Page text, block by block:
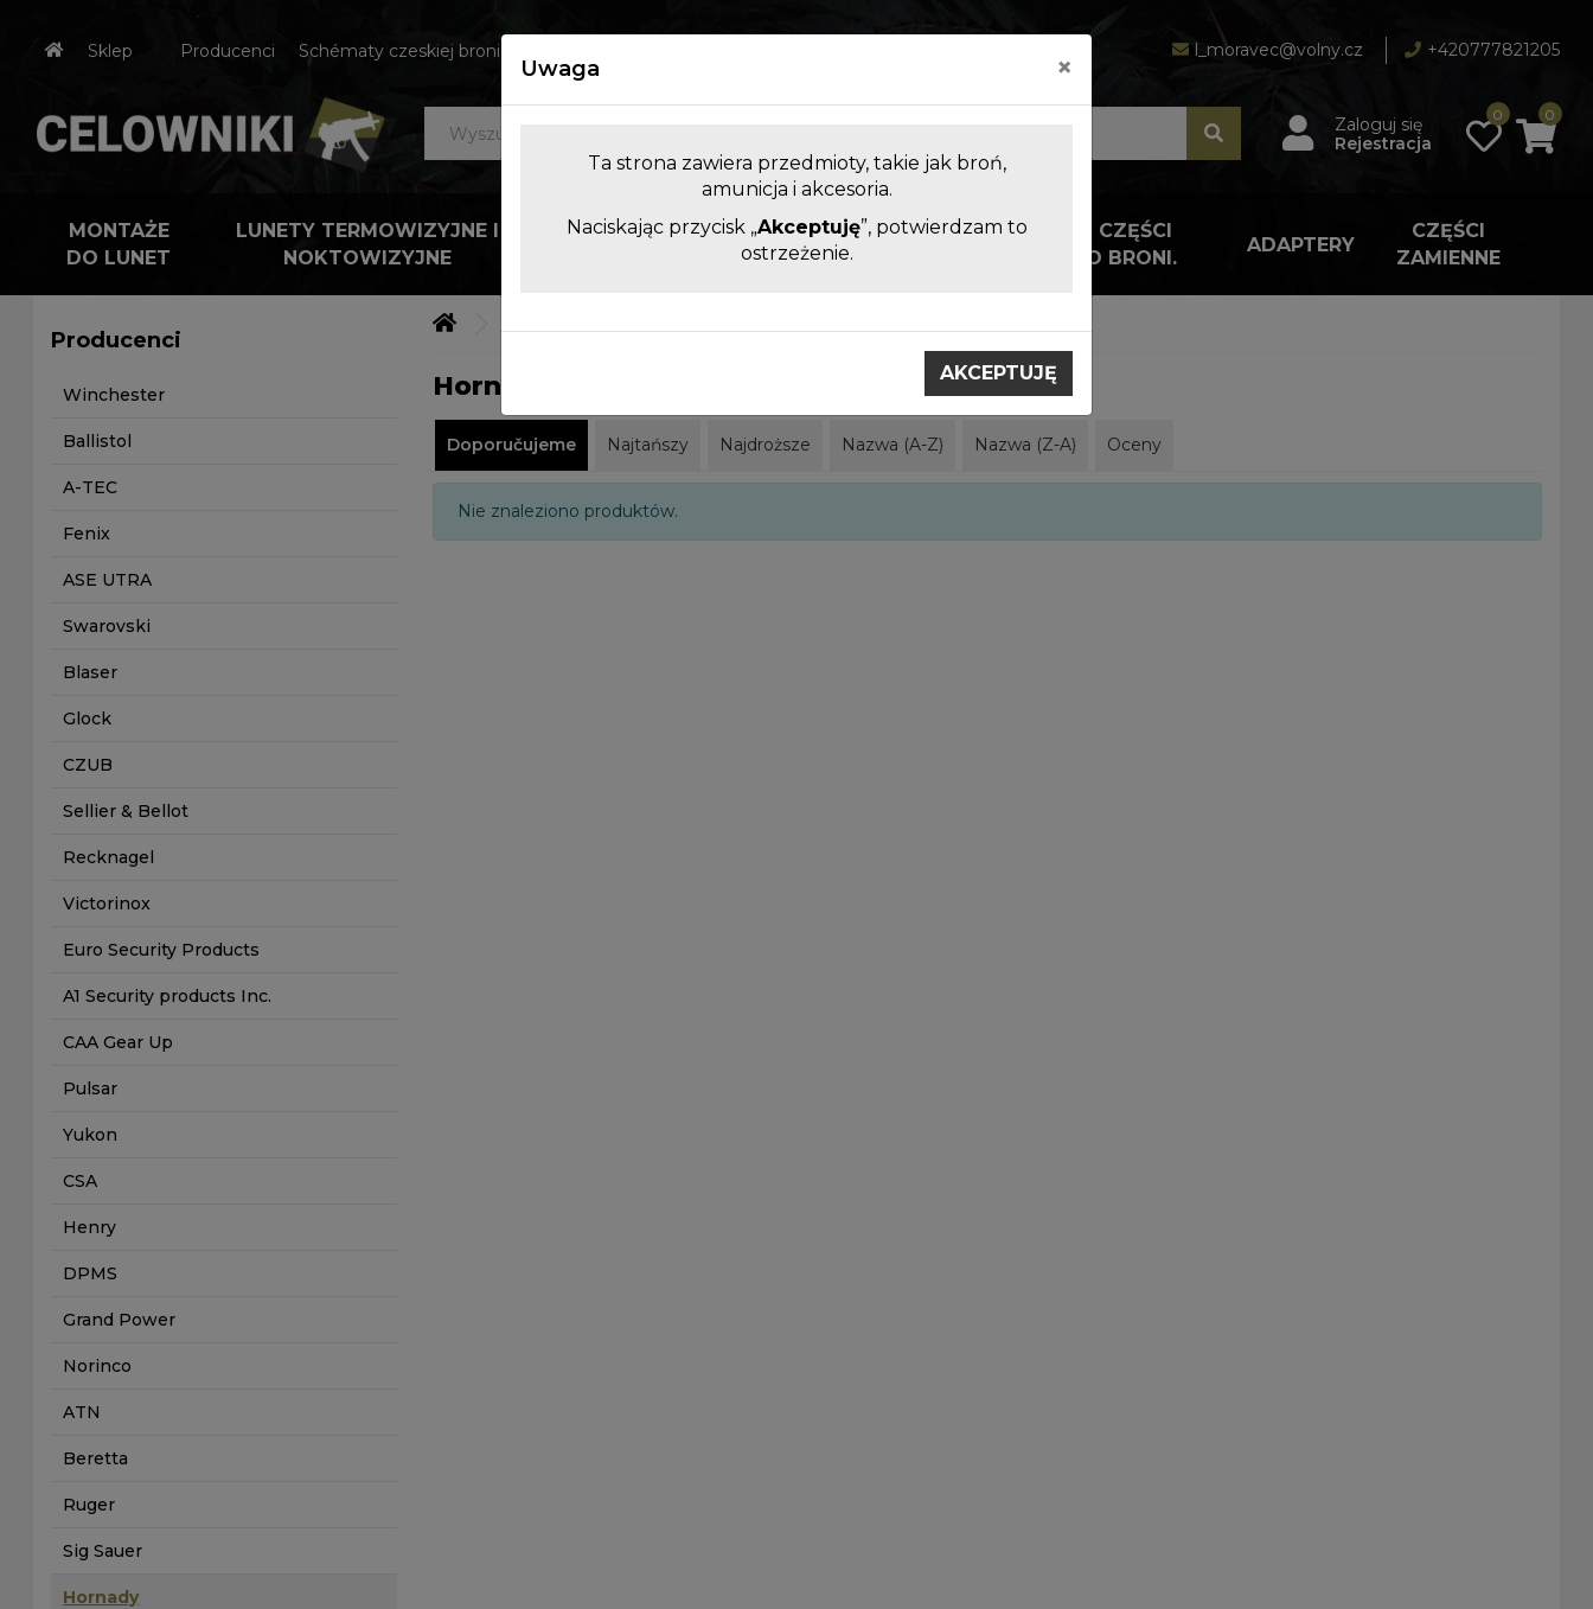
Sklep Producenci Schématy czeskiej broni l_moravec@volny.cz +420777821205
Zaloguj się
Rejestracja
0 0
MONTAŻE
DO LUNET
LUNETY TERMOWIZYJNE I
NOKTOWIZYJNE
LUFY DO BRONI KRÓTKIEJ I
DŁUGIEJ BEZ KOMORY
AKCESORIA I CZĘŚCI
ZAMIENNE DO BRONI.
ADAPTERY
CZĘŚCI
ZAMIENNE
Producenci
Winchester
Ballistol
A-TEC
Fenix
ASE UTRA
Swarovski
Blaser
Glock
CZUB
Sellier & Bellot
Recknagel
Victorinox
Euro Security Products
A1 Security products Inc.
CAA Gear Up
Pulsar
Yukon
CSA
Henry
DPMS
Grand Power
Norinco
ATN
Beretta
Ruger
Sig Sauer
Hornady
Hornady
Doporučujeme Najtańszy Najdroższe Nazwa (A-Z) Nazwa (Z-A) Oceny
Nie znaleziono produktów.
Uwaga ×
Ta strona zawiera przedmioty, takie jak broń,
amunicja i akcesoria.
Naciskając przycisk „Akceptuję”, potwierdzam to
ostrzeżenie.
AKCEPTUJĘ